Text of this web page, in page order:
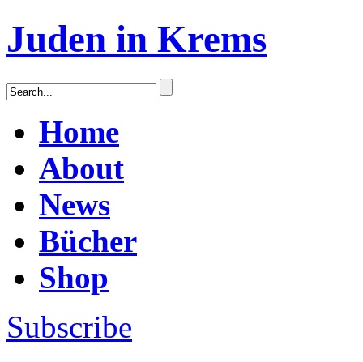
Juden in Krems
Home
About
News
Bücher
Shop
Subscribe